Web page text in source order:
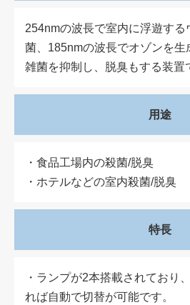
254nmの波長で室内に浮遊する
菌、185nmの波長でオゾンを生
雑菌を抑制し、脱臭もする装置
用途
・食品工場内の殺菌/脱臭
・ホテルなどの室内殺菌/脱臭
特長
・ランプが2本搭載されており
れば自動で切替が可能です。